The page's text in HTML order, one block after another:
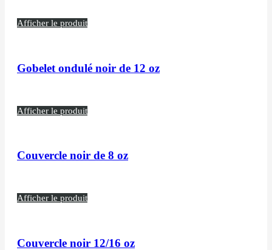
Afficher le produit
Gobelet ondulé noir de 12 oz
Afficher le produit
Couvercle noir de 8 oz
Afficher le produit
Couvercle noir 12/16 oz